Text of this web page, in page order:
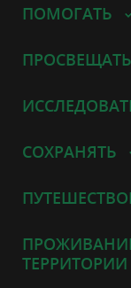
ПОМОГАТЬ
ПРОСВЕЩАТЬ
СОХРАНЯТЬ
ТЕРРИТОРИИ